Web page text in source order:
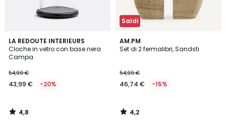
LA REDOUTE INTERIEURS
Cloche in vetro con base nera
Campa
54,99 €
43,99 € -20%
4,8
/ 5
4,8
/
Saldi
AM.PM
Set di 2 fermalibri, Sandsti
54,99 €
46,74 € -15%
4,2
/ 5
4,2
/